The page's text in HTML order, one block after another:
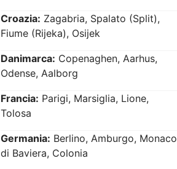
Croazia: Zagabria, Spalato (Split),
Fiume (Rijeka), Osijek
Danimarca: Copenaghen, Aarhus,
Odense, Aalborg
Francia: Parigi, Marsiglia, Lione,
Tolosa
Germania: Berlino, Amburgo, Monaco
di Baviera, Colonia